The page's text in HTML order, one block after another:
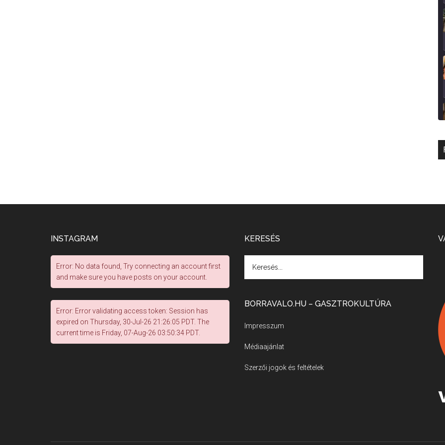
INSTAGRAM
Error: No data found, Try connecting an account first
and make sure you have posts on your account.
Error: Error validating access token: Session has
expired on Thursday, 30-Jul-26 21:26:05 PDT. The
current time is Friday, 07-Aug-26 03:50:34 PDT.
KERESÉS
BORRAVALO.HU – GASZTROKULTÚRA
Impresszum
Médiaajánlat
Szerzői jogok és feltételek